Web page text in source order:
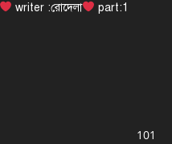
writer :রোদেলা part:1
101